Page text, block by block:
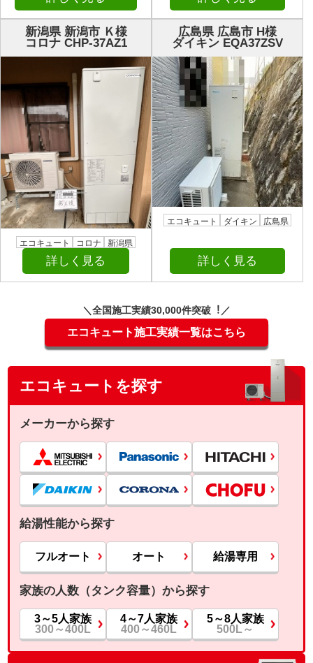
新潟県 新潟市 Ｋ様
コロナ CHP-37AZ1
エコキュート コロナ 新潟県
詳しく見る
広島県 広島市 H様
ダイキン EQA37ZSV
エコキュート ダイキン 広島県
詳しく見る
＼全国施⼯実績30,000件突破︕／
エコキュート施工実績一覧はこちら
エコキュートを探す
メーカーから探す
給湯性能から探す
フルオート オート 給湯専用
家族の人数（タンク容量）から探す
3～5人家族
300～400L
4～7人家族
400～460L
5～8人家族
500L～